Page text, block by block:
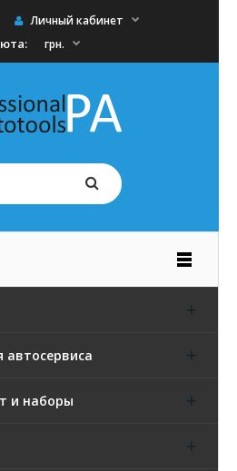
Личный кабинет
грн.
и наборы